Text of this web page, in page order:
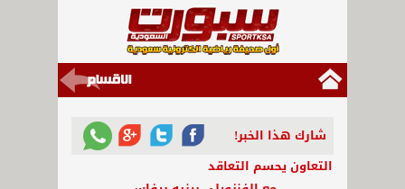
شارك هذا الخبر!
التعاون يحسم التعاقد